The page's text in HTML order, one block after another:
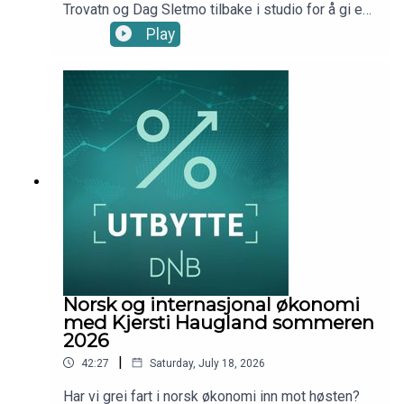
Trovatn og Dag Sletmo tilbake i studio for å gi en
oppdatering på lakseaksjene og de langsiktige
driverne for oppdrettsnæringen.Episoden ble
Brun Haugen, DNB Wealth Management
Investment OfficeProdusent: Kim-André Farago,
DNB Wealth Management Investment Office
Play
Norsk og internasjonal økonomi
med Kjersti Haugland sommeren
2026
42:27 | Saturday, July 18, 2026
Har vi grei fart i norsk økonomi inn mot høsten?